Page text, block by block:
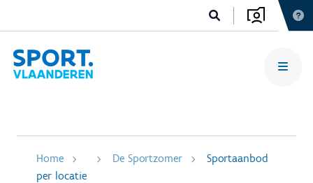
Home De Sportzomer
Sportaanbod
per locatie